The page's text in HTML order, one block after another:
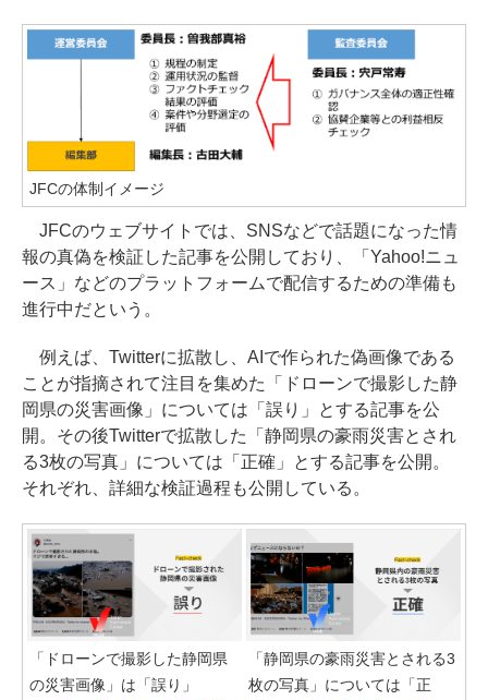
JFCの体制イメージ
JFCのウェブサイトでは、SNSなどで話題になった情
報の真偽を検証した記事を公開しており、「Yahoo!ニュ
ース」などのプラットフォームで配信するための準備も
進行中だという。
例えば、Twitterに拡散し、AIで作られた偽画像である
ことが指摘されて注目を集めた「ドローンで撮影した静
岡県の災害画像」については「誤り」とする記事を公
開。その後Twitterで拡散した「静岡県の豪雨災害とされ
る3枚の写真」については「正確」とする記事を公開。
それぞれ、詳細な検証過程も公開している。
「ドローンで撮影した静岡県
の災害画像」は「誤り」
「静岡県の豪雨災害とされる3
枚の写真」については「正